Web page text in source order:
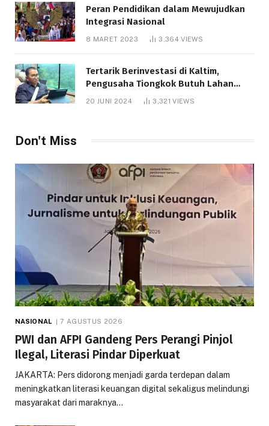
Peran Pendidikan dalam Mewujudkan
Integrasi Nasional
8 MARET 2023 3,364VIEWS
Tertarik Berinvestasi di Kaltim,
Pengusaha Tiongkok Butuh Lahan
1.000 Hektare
20 JUNI 2024 3,321VIEWS
Don't Miss
NASIONAL 7 AGUSTUS 2026
PWI dan AFPI Gandeng Pers Perangi Pinjol
Ilegal, Literasi Pindar Diperkuat
JAKARTA: Pers didorong menjadi garda terdepan dalam
meningkatkan literasi keuangan digital sekaligus melindungi
masyarakat dari maraknya…